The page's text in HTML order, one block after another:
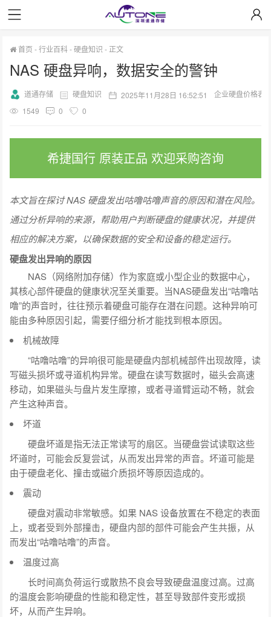
首页 -行业百科-硬盘知识 - 正文
NAS 硬盘异响，数据安全的警钟
道通存储 硬盘知识 2025年11月28日 16:52:51
企业硬盘价格表
1549
0 0
希捷国行 原装正品 欢迎采购咨询
本文旨在探讨 NAS 硬盘发出咕噜咕噜声音的原因和潜在风险。
通过分析异响的来源，帮助用户判断硬盘的健康状况，并提供
相应的解决方案，以确保数据的安全和设备的稳定运行。
硬盘发出异响的原因
NAS（网络附加存储）作为家庭或小型企业的数据中心，
其核心部件硬盘的健康状况至关重要。当NAS硬盘发出“咕噜咕
噜”的声音时，往往预示着硬盘可能存在潜在问题。这种异响可
能由多种原因引起，需要仔细分析才能找到根本原因。
机械故障
“咕噜咕噜”的异响很可能是硬盘内部机械部件出现故障，读
写磁头损坏或寻道机构异常。硬盘在读写数据时，磁头会高速
移动，如果磁头与盘片发生摩擦，或者寻道臂运动不畅，就会
产生这种声音。
坏道
硬盘坏道是指无法正常读写的扇区。当硬盘尝试读取这些
坏道时，可能会反复尝试，从而发出异常的声音。坏道可能是
由于硬盘老化、撞击或磁介质损坏等原因造成的。
震动
硬盘对震动非常敏感。如果 NAS 设备放置在不稳定的表面
上，或者受到外部撞击，硬盘内部的部件可能会产生共振，从
而发出“咕噜咕噜”的声音。
温度过高
长时间高负荷运行或散热不良会导致硬盘温度过高。过高
的温度会影响硬盘的性能和稳定性，甚至导致部件变形或损
坏，从而产生异响。